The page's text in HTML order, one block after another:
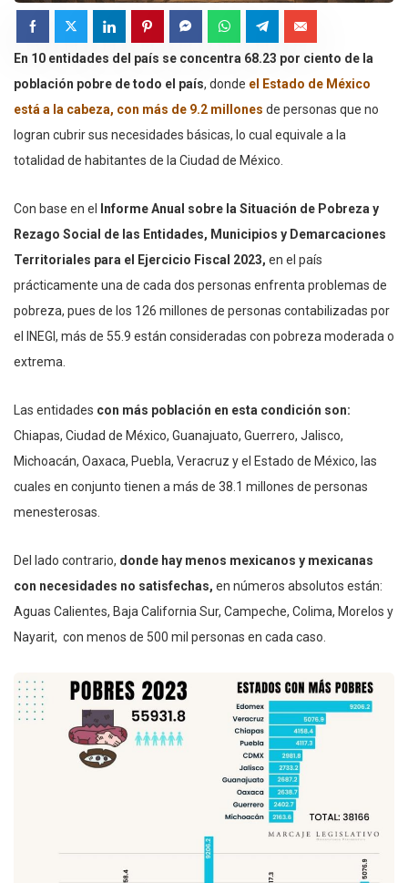
En 10 entidades del país se concentra 68.23 por ciento de la
población pobre de todo el país, donde el Estado de México
está a la cabeza, con más de 9.2 millones de personas que no
logran cubrir sus necesidades básicas, lo cual equivale a la
totalidad de habitantes de la Ciudad de México.
Con base en el
Informe Anual sobre la Situación de Pobreza y
Rezago Social de las Entidades, Municipios y Demarcaciones
Territoriales para el Ejercicio Fiscal 2023, en el país
prácticamente una de cada dos personas enfrenta problemas de
pobreza, pues de los 126 millones de personas contabilizadas por
el INEGI, más de 55.9 están consideradas con pobreza moderada o
extrema.
Las entidades con más población en esta condición son:
Chiapas, Ciudad de México, Guanajuato, Guerrero, Jalisco,
Michoacán, Oaxaca, Puebla, Veracruz y el Estado de México, las
cuales en conjunto tienen a más de 38.1 millones de personas
menesterosas.
Del lado contrario, donde hay menos mexicanos y mexicanas
con necesidades no satisfechas, en números absolutos están:
Aguas Calientes, Baja California Sur, Campeche, Colima, Morelos y
Nayarit, con menos de 500 mil personas en cada caso.